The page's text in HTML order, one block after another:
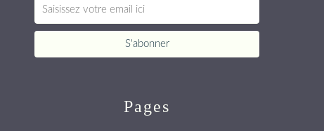
Pages